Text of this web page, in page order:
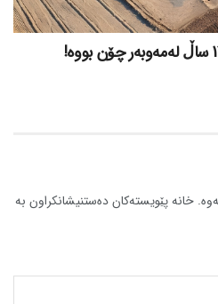
خانە پێویستەکان دەستنیشانکراون بە